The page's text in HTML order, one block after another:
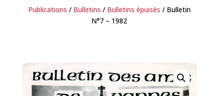
Publications / Bulletins / Bulletins épuisés / Bulletin
N°7 – 1982